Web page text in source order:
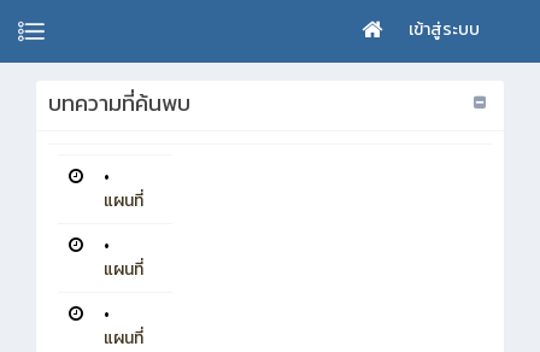
เข้าสู่ระบบ
บทความที่ค้นพบ
•
แผนที่
•
แผนที่
•
แผนที่